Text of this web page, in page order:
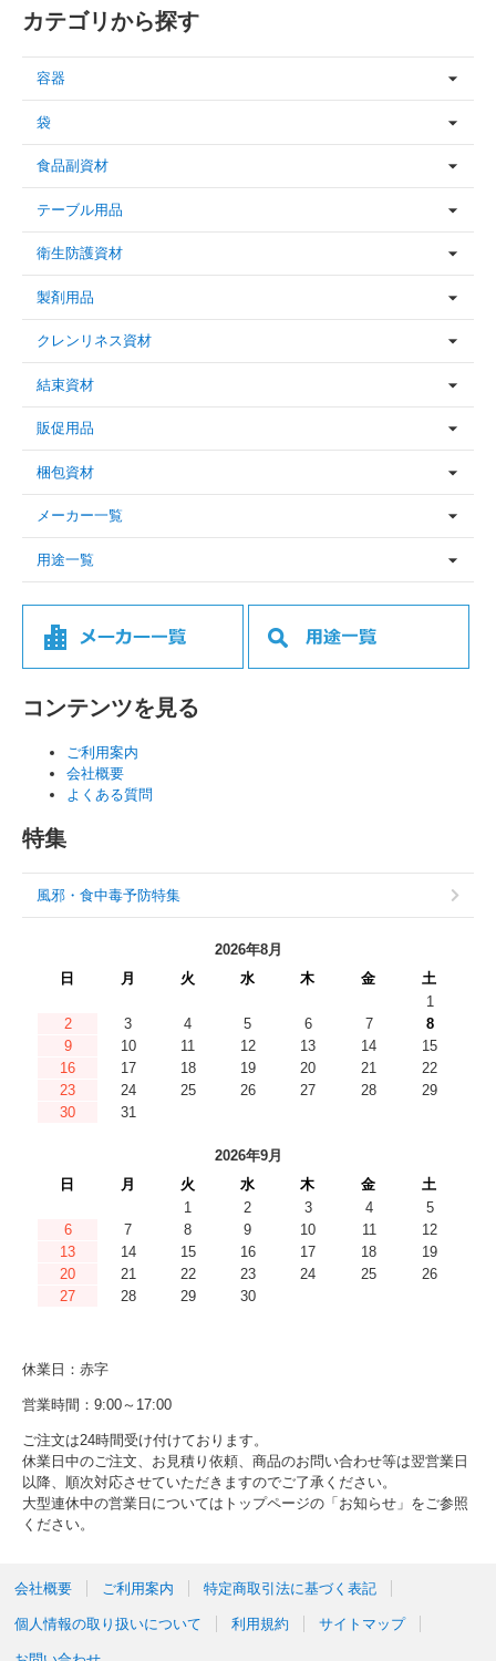
カテゴリから探す
容器
袋
食品副資材
テーブル用品
衛生防護資材
製剤用品
クレンリネス資材
結束資材
販促用品
梱包資材
メーカー一覧
用途一覧
コンテンツを見る
ご利用案内
会社概要
よくある質問
特集
風邪・食中毒予防特集
2026年8月
日
月 火 水 木 金
土
1
2
3 4 5 6 7
8
9
10 11 12 13 14
15
16
17 18 19 20 21
22
23
24 25 26 27 28
29
30
31
2026年9月
日
月 火 水 木 金
土
1
2 3 4
5
6
7 8 9 10 11
12
13
14 15 16 17 18
19
20
21 22 23 24 25
26
27
28 29 30
休業日：赤字
営業時間：9:00～17:00
ご注文は24時間受け付けております。
休業日中のご注文、お見積り依頼、商品のお問い合わせ等は翌営業日
以降、順次対応させていただきますのでご了承ください。
大型連休中の営業日についてはトップページの「お知らせ」をご参照
ください。
会社概要 ご利用案内 特定商取引法に基づく表記
個人情報の取り扱いについて 利用規約 サイトマップ